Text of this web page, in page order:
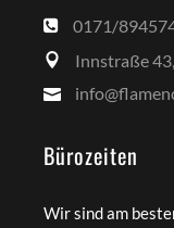
0171/
Innstraße
Bürozeiten
Wir sind am